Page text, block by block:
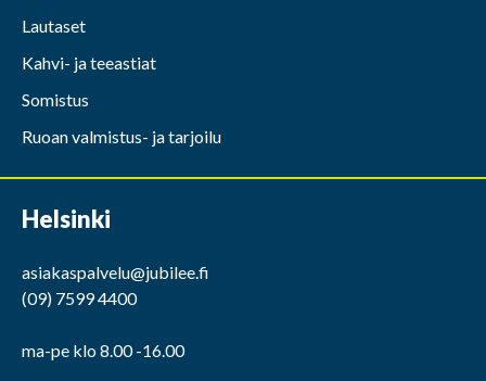
Lautaset
Kahvi- ja teeastiat
Somistus
Ruoan valmistus- ja tarjoilu
Helsinki
asiakaspalvelu@jubilee.fi
(09) 7599 4400
ma-pe klo 8.00 -16.00